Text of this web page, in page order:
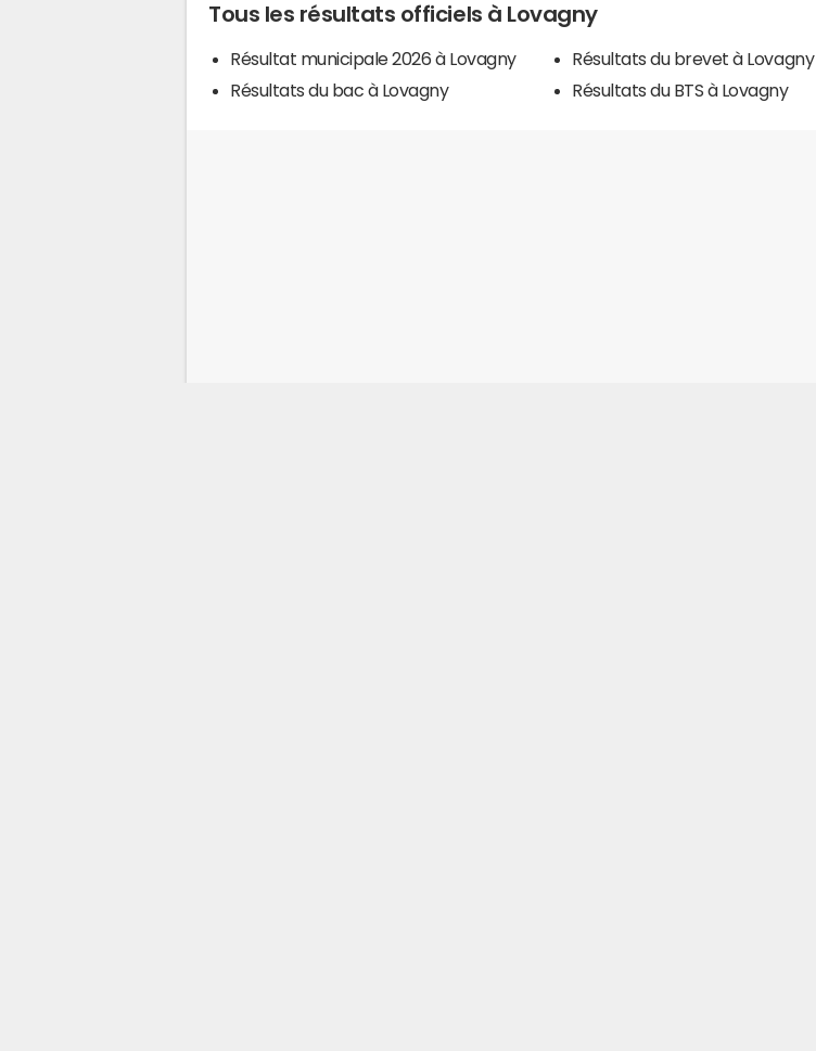
Tous les résultats officiels à Lovagny
Résultat municipale 2026 à Lovagny
Résultats du bac à Lovagny
Résultats du brevet à Lovagny
Résultats du BTS à Lovagny